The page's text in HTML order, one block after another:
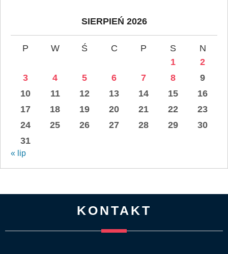
SIERPIEŃ 2026
P W Ś C P S
N
1
2
3
4 5 6 7 8
9
10
11 12 13 14 15
16
17
18 19 20 21 22
23
24
25 26 27 28 29
30
31
« lip
KONTAKT